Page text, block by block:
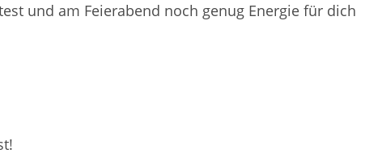
und am Feierabend noch genug Energie für dich